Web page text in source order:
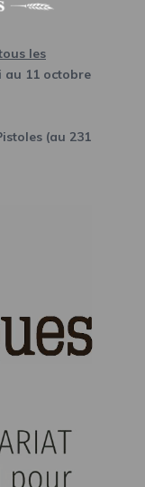
les
au 11 octobre
(au 231